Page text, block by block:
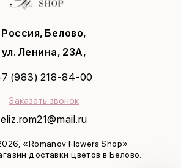
Россия, Белово,
ул. Ленина, 23А,
(983) 218-84-00
Заказать звонок
eliz.rom21@mail.ru
«Romanov Flowers Shop»
доставки цветов в Белово.